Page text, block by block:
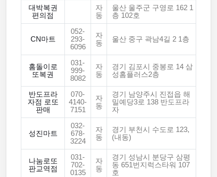
대박복권
편의점
자
동
울산 울주군 구영로 162 1
층 102호
CN마트
052-
293-
6096
자
동
울산 중구 곽남4길 2 1층
홈돌이로
또복권
031-
999-
8082
자
동
경기 김포시 중봉로 14 삼
성홈플러스2층
반도프라
자점 로또
판매
070-
4140-
7151
자
동
경기 남양주시 진접읍 해
밀예당3로 138 반도프라
자
성진마트
032-
678-
3224
자
동
경기 부천시 수도로 123,
(내동)
나눔로또
판교역점
031-
702-
0135
자
동
경기 성남시 분당구 삼평
동 651번지럭스타워 107
호